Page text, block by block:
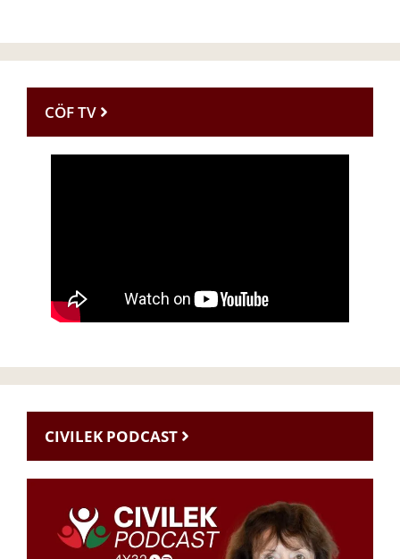
CÖF TV
CIVILEK PODCAST